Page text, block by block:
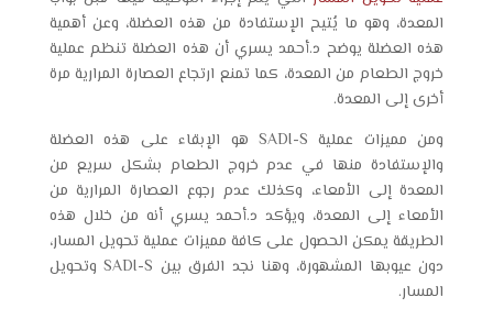
المعدة، وهو ما يُتيح الإستفادة من هذه العضلة، وعن أهمية
هذه العضلة يوضح د.أحمد يسري أن هذه العضلة تنظم عملية
خروج الطعام من المعدة، كما تمنع ارتجاع العصارة المرارية مرة
أخرى إلى المعدة.
ومن مميزات عملية SADI-S
هو الإبقاء على هذه العضلة
والإستفادة منها في عدم خروج الطعام بشكل سريع من
المعدة إلى الأمعاء، وكذلك عدم رجوع العصارة المرارية من
الأمعاء إلى المعدة، ويؤكد د.أحمد يسري أنه من خلال هذه
الطريقة يمكن الحصول على كافة مميزات عملية تحويل المسار،
دون عيوبها المشهورة، وهنا نجد
الفرق بين SADI-S وتحويل
المسار.